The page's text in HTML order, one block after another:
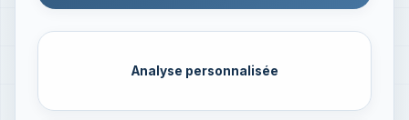
Analyse personnalisée